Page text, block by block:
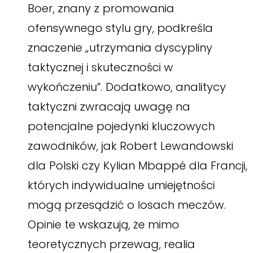
Boer, znany z promowania
ofensywnego stylu gry, podkreśla
znaczenie „utrzymania dyscypliny
taktycznej i skuteczności w
wykończeniu”. Dodatkowo, analitycy
taktyczni zwracają uwagę na
potencjalne pojedynki kluczowych
zawodników, jak Robert Lewandowski
dla Polski czy Kylian Mbappé dla Francji,
których indywidualne umiejętności
mogą przesądzić o losach meczów.
Opinie te wskazują, że mimo
teoretycznych przewag, realia